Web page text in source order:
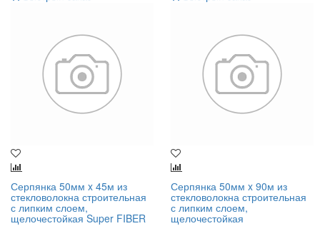
Серпянка 50мм x 45м из
стекловолокна строительная
с липким слоем,
щелочестойкая Super FIBER
Серпянка 50мм x 90м из
стекловолокна строительная
с липким слоем,
щелочестойкая